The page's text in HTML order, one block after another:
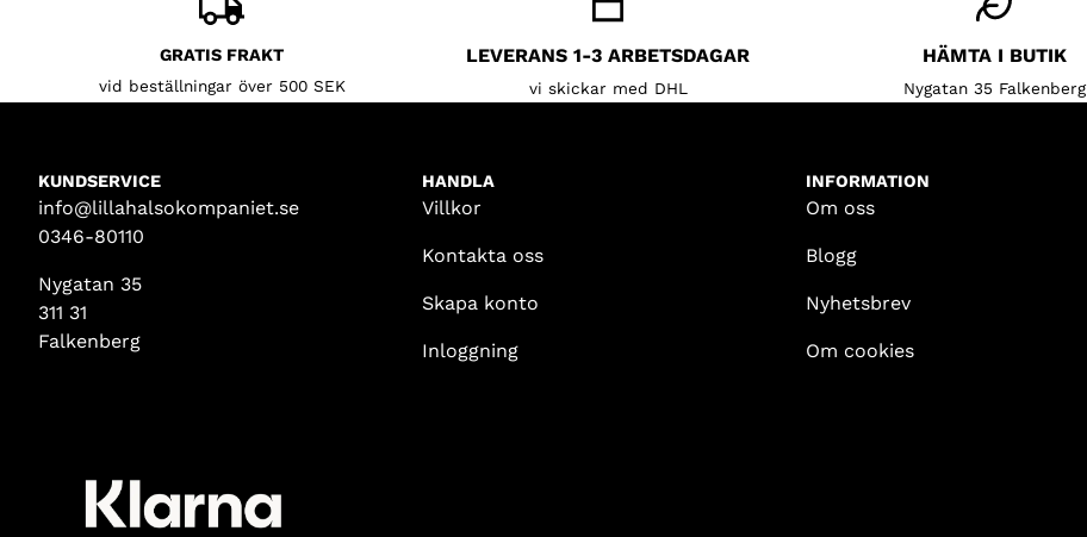
GRATIS FRAKT
vid beställningar över 500 SEK
LEVERANS 1-3 ARBETSDAGAR
vi skickar med DHL
HÄMTA I BUTIK
Nygatan 35 Falkenberg
KUNDSERVICE
info@lillahalsokompaniet.se
0346-80110
Nygatan 35
311 31
Falkenberg
HANDLA
Villkor
Kontakta oss
Skapa konto
Inloggning
INFORMATION
Om oss
Blogg
Nyhetsbrev
Om cookies